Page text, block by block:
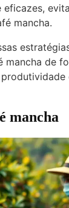
eficazes,
mancha.
mancha de
mancha